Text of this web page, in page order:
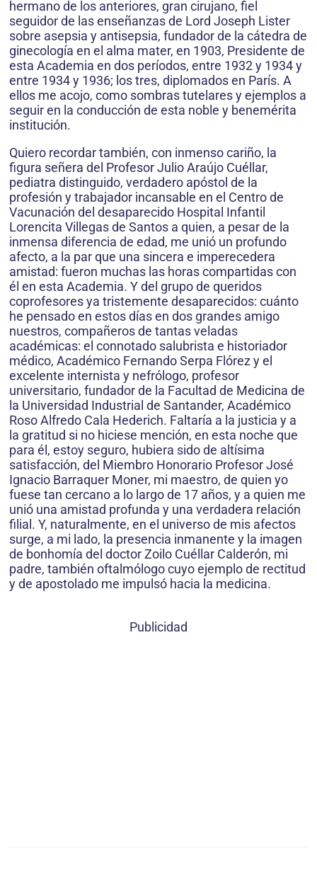
hermano de los anteriores, gran cirujano, fiel
seguidor de las enseñanzas de Lord Joseph Lister
sobre asepsia y antisepsia, fundador de la cátedra de
ginecología en el alma mater, en 1903, Presidente de
esta Academia en dos períodos, entre 1932 y 1934 y
entre 1934 y 1936; los tres, diplomados en París. A
ellos me acojo, como sombras tutelares y ejemplos a
seguir en la conducción de esta noble y benemérita
institución.
Quiero recordar también, con inmenso cariño, la
figura señera del Profesor Julio Araújo Cuéllar,
pediatra distinguido, verdadero apóstol de la
profesión y trabajador incansable en el Centro de
Vacunación del desaparecido Hospital Infantil
Lorencita Villegas de Santos a quien, a pesar de la
inmensa diferencia de edad, me unió un profundo
afecto, a la par que una sincera e imperecedera
amistad: fueron muchas las horas compartidas con
él en esta Academia. Y del grupo de queridos
coprofesores ya tristemente desaparecidos: cuánto
he pensado en estos días en dos grandes amigo
nuestros, compañeros de tantas veladas
académicas: el connotado salubrista e historiador
médico, Académico Fernando Serpa Flórez y el
excelente internista y nefrólogo, profesor
universitario, fundador de la Facultad de Medicina de
la Universidad Industrial de Santander, Académico
Roso Alfredo Cala Hederich. Faltaría a la justicia y a
la gratitud si no hiciese mención, en esta noche que
para él, estoy seguro, hubiera sido de altísima
satisfacción, del Miembro Honorario Profesor José
Ignacio Barraquer Moner, mi maestro, de quien yo
fuese tan cercano a lo largo de 17 años, y a quien me
unió una amistad profunda y una verdadera relación
filial. Y, naturalmente, en el universo de mis afectos
surge, a mi lado, la presencia inmanente y la imagen
de bonhomía del doctor Zoilo Cuéllar Calderón, mi
padre, también oftalmólogo cuyo ejemplo de rectitud
y de apostolado me impulsó hacia la medicina.
Publicidad